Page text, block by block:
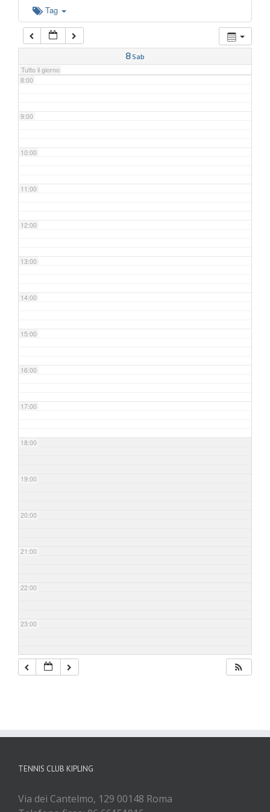
Tag
8Sab
Tutto il giorno
6:00
7:00
8:00
9:00
10:00
11:00
12:00
13:00
14:00
15:00
16:00
17:00
18:00
19:00
20:00
21:00
22:00
23:00
TENNIS CLUB KIPLING
Via dei Cantelmo, 129 00148 Roma